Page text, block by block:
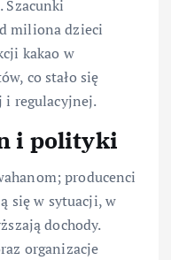
miliona dzieci
kakao w
co stało się
i regulacyjnej.
i polityki
producenci
się w sytuacji, w
dochody.
organizacje